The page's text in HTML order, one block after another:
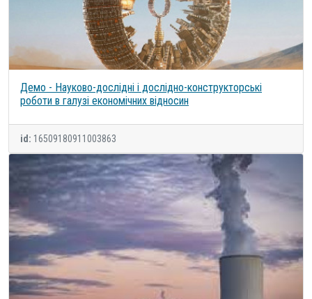
Демо - Науково-дослідні і дослідно-конструкторські
роботи в галузі економічних відносин
id: 16509180911003863